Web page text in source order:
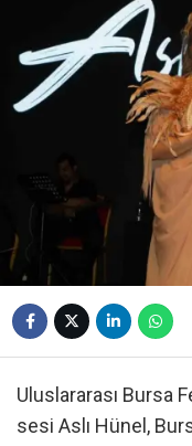
Uluslararası Bursa
sesi Aslı Hünel,